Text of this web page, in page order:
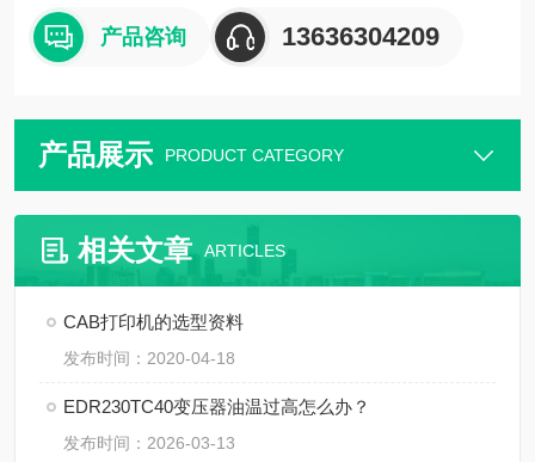
产品咨询 13636304209
产品展示 PRODUCT CATEGORY
相关文章 ARTICLES
CAB打印机的选型资料
发布时间：2020-04-18
EDR230TC40变压器油温过高怎么办？
发布时间：2026-03-13